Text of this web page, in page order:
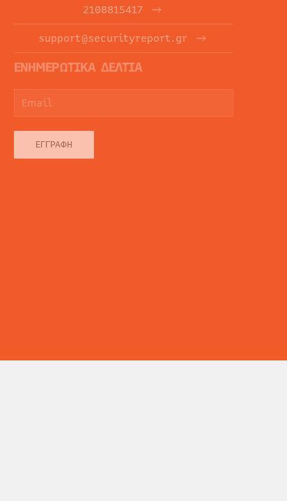
2108815417
support@securityreport.gr
ΕΝΗΜΕΡΩΤΙΚΑ ΔΕΛΤΙΑ
ΕΓΓΡΑΦΉ